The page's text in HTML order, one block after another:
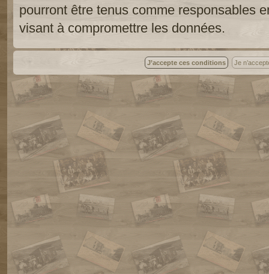
pourront être tenus comme responsables
visant à compromettre les données.